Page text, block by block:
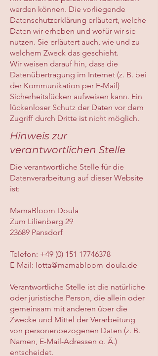
werden können. Die vorliegende
Datenschutzerklärung erläutert, welche
Daten wir erheben und wofür wir sie
nutzen. Sie erläutert auch, wie und zu
welchem Zweck das geschieht.
Wir weisen darauf hin, dass die
Datenübertragung im Internet (z. B. bei
der Kommunikation per E-Mail)
Sicherheitslücken aufweisen kann. Ein
lückenloser Schutz der Daten vor dem
Zugriff durch Dritte ist nicht möglich.
Hinweis zur
verantwortlichen Stelle
Die verantwortliche Stelle für die
Datenverarbeitung auf dieser Website
ist:
MamaBloom Doula
Zum Lilienberg 29
23689 Pansdorf
Telefon: +49 (0) 151 17746378
E-Mail: lotta@mamabloom-doula.de
Verantwortliche Stelle ist die natürliche
oder juristische Person, die allein oder
gemeinsam mit anderen über die
Zwecke und Mittel der Verarbeitung
von personenbezogenen Daten (z. B.
Namen, E-Mail-Adressen o. Ä.)
entscheidet.